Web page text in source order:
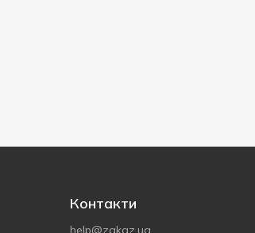
Контакти
help@zakaz.ua